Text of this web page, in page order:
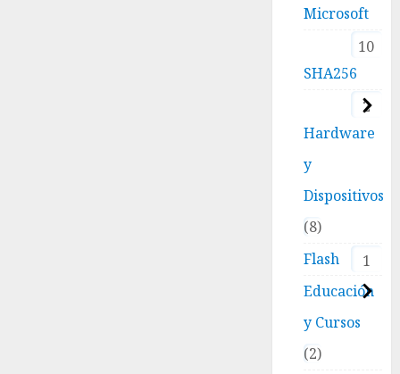
Microsoft
10
SHA256
2
Hardware
y
Dispositivos
8
Flash
1
Educación
y Cursos
2